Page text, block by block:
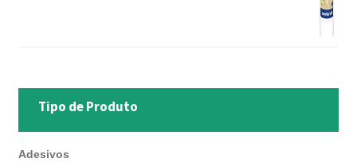
Tipo de Produto
Adesivos